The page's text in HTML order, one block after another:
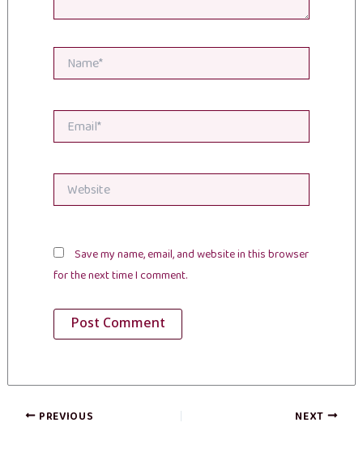
Name*
Email*
Website
Save my name, email, and website in this browser
for the next time I comment.
PREVIOUS NEXT